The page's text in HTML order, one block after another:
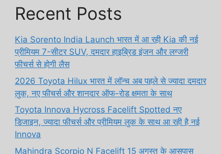
Recent Posts
Kia Sorento India Launch भारत में आ रही Kia की नई
प्रीमियम 7-सीटर SUV, दमदार हाइब्रिड इंजन और लग्जरी
फीचर्स से होगी लैस
2026 Toyota Hilux भारत में लॉन्च अब पहले से ज्यादा दमदार
लुक, नए फीचर्स और शानदार ऑफ-रोड क्षमता के साथ
Toyota Innova Hycross Facelift Spotted नए
डिजाइन, ज्यादा फीचर्स और प्रीमियम लुक के साथ आ रही है नई
Innova
Mahindra Scorpio N Facelift 15 अगस्त के आसपास